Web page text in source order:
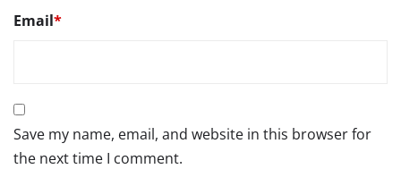
Email*
Save my name, email, and website in this browser for
the next time I comment.